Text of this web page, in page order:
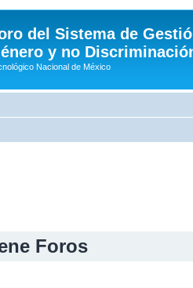
del Sistema de
y no
Nacional de México
Foros